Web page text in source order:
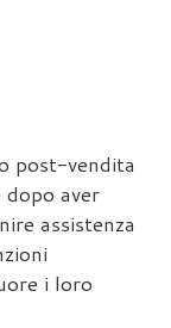
post-vendita
dopo aver
assistenza
i loro